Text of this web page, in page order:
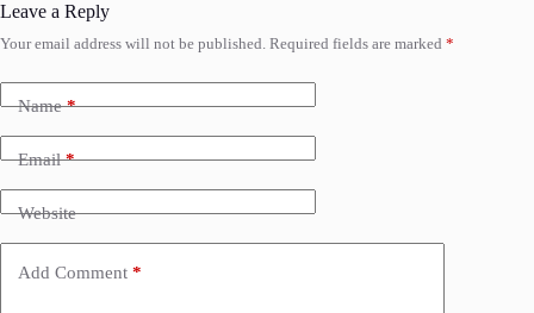
Leave a Reply
Your email address will not be published. Required fields are marked *
Name*
Email*
Website
Add Comment *